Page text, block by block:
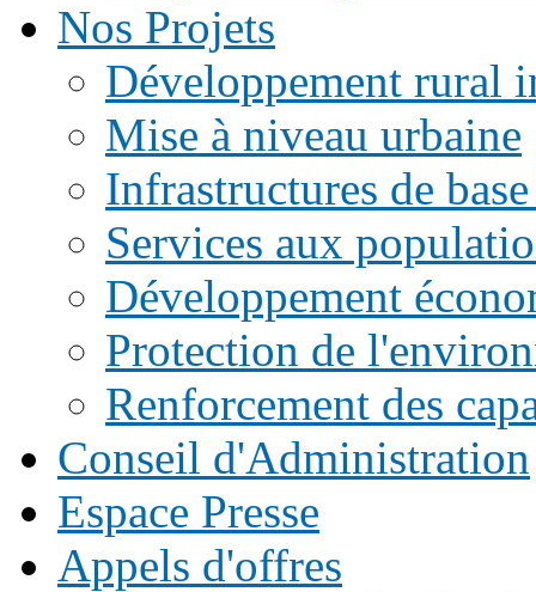
Nos Projets
Développement rural
Mise à niveau urbaine
Infrastructures de
Services aux
Développement
Protection de
Renforcement des
Conseil d'Administration
Espace Presse
Appels d'offres